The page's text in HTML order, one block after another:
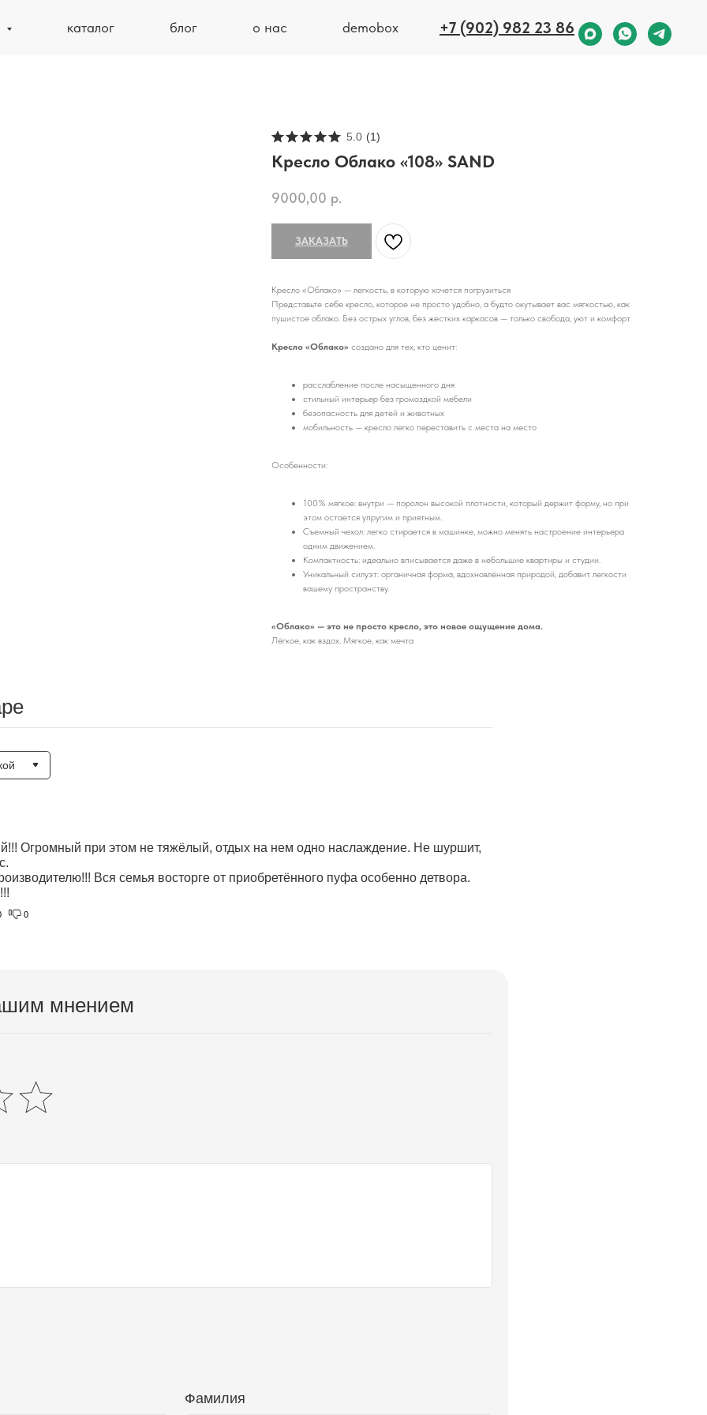
каталог блог о нас demobox +7 (902) 982 23 86
5.0 (1)
Кресло Облако «108» SAND
9000,00 р.
ЗАКАЗАТЬ
Кресло «Облако» — легкость, в которую хочется погрузиться
Представьте себе кресло, которое не просто удобно, а будто окутывает вас мягкостью, как
пушистое облако. Без острых углов, без жестких каркасов — только свобода, уют и комфорт
Кресло «Облако» создано для тех, кто ценит:
расслабление после насыщенного дня
стильный интерьер без громоздкой мебели
безопасность для детей и животных
мобильность — кресло легко переставить с места на место
Особенности:
100% мягкое: внутри — поролон высокой плотности, который держит форму, но при
этом остается упругим и приятным.
Съемный чехол: легко стирается в машинке, можно менять настроение интерьера
одним движением.
Компактность: идеально вписывается даже в небольшие квартиры и студии.
Уникальный силуэт: органичная форма, вдохновлённая природой, добавит легкости
вашему пространству.
«Облако» — это не просто кресло, это новое ощущение дома.
Лёгкое, как вздох. Мягкое, как мечта
Огромный при этом не тяжёлый, отдых на нем одно наслаждение. Не шуршит,
Вся семья восторге от приобретённого пуфа особенно детвора.
0
мнением
Фамилия